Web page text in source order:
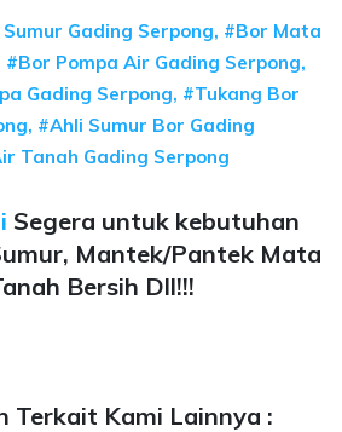
Gading Serpong, #Bor Mata
Pompa Air Gading Serpong,
Gading Serpong, #Tukang Bor
#Ahli Sumur Bor Gading
Tanah Gading Serpong
Segera untuk kebutuhan
Mantek/Pantek Mata
Bersih Dll!!!
Terkait Kami Lainnya :